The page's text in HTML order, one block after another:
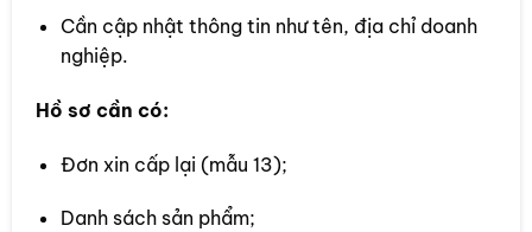
Cần cập nhật thông tin như tên, địa chỉ doanh
nghiệp.
Hồ sơ cần có:
Đơn xin cấp lại (mẫu 13);
Danh sách sản phẩm;